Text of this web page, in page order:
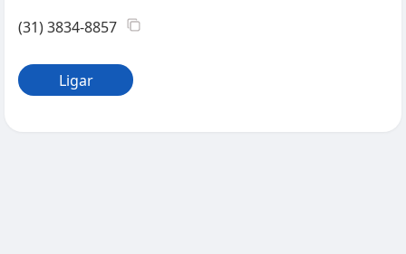
(31) 3834-8857
Ligar